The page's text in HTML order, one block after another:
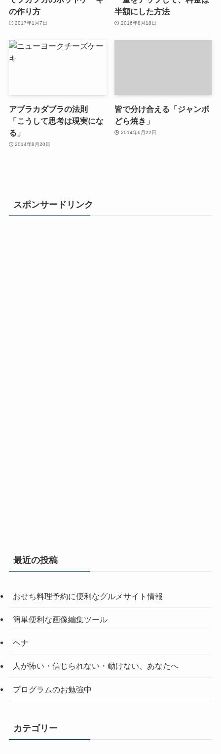
の作り方
2017年1月7日
半額にした方法
2016年8月18日
アブラカダブラの法則
「こうして思考は現実にな
る」
2014年8月20日
皆で分け合える「ジャンボ
どら焼き」
2014年6月22日
スポンサードリンク
最近の投稿
おせち料理予約に便利なグルメサイト情報
簡単便利な画像編集ツール
ヘナ
人が怖い・信じられない・動けない、あなたへ
プログラムのお勉強中
カテゴリー